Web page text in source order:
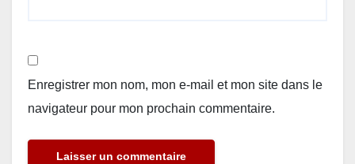
Enregistrer mon nom, mon e-mail et mon site dans le
navigateur pour mon prochain commentaire.